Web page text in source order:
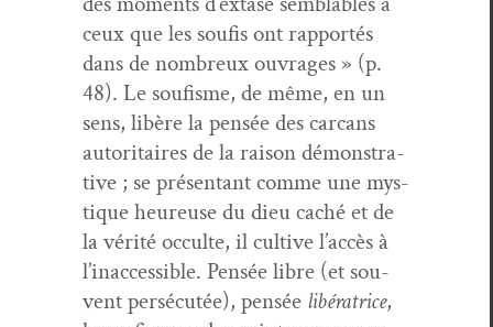
ceux que les soufis ont rap­portés
dans de nom­breux ouvrages » (p.
48). Le soufisme, de même, en un
sens, libère la pen­sée des car­cans
autori­taires de la rai­son démon­stra­
tive ; se présen­tant comme une mys­
tique heureuse du dieu caché et de
la vérité occulte, il cul­tive l’accès à
l’inaccessible. Pen­sée libre (et sou­
vent per­sé­cutée), pen­sée libéra­trice,